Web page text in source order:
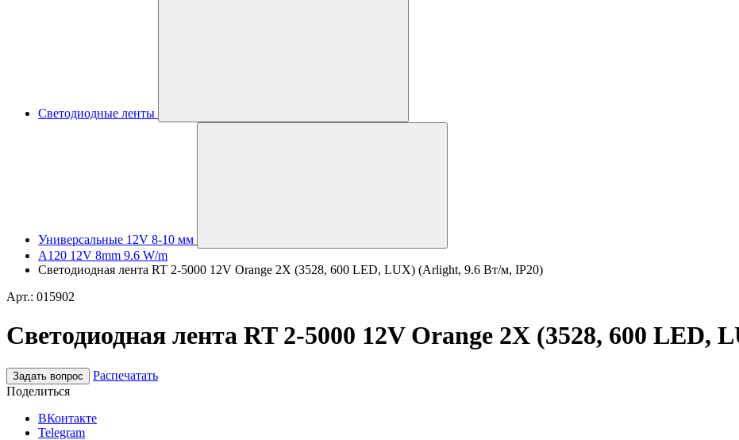
Светодиодные ленты
Универсальные 12V 8-10 мм
A120 12V 8mm 9.6 W/m
Светодиодная лента RT 2-5000 12V Orange 2X (3528, 600 LED, LUX) (Arlight, 9.6 Вт/м, IP20)
Арт.: 015902
Светодиодная лента RT 2-5000 12V Orange 2X (3528, 600
Задать вопрос
Распечатать
Поделиться
ВКонтакте
Telegram